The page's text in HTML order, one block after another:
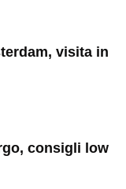
visita in
consigli low